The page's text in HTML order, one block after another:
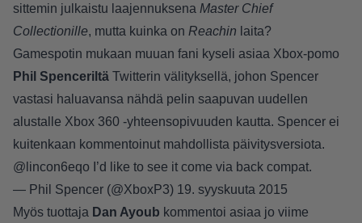
sittemin julkaistu laajennuksena Master Chief
Collectionille, mutta kuinka on Reachin laita?
Gamespotin mukaan muuan fani kyseli asiaa Xbox-pomo
Phil Spenceriltä Twitterin välityksellä, johon Spencer
vastasi haluavansa nähdä pelin saapuvan uudellen
alustalle Xbox 360 -yhteensopivuuden kautta. Spencer ei
kuitenkaan kommentoinut mahdollista päivitysversiota.
@lincon6eqo I’d like to see it come via back compat.
— Phil Spencer (@XboxP3) 19. syyskuuta 2015
Myös tuottaja Dan Ayoub kommentoi asiaa jo viime